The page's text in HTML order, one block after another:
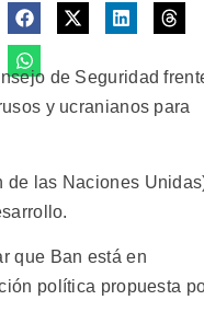
de Seguridad
y ucranianos para
de las Naciones
que Ban está en
política propuesta